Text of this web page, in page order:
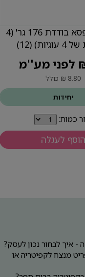
אוריאו קופסא בודדת 176 גר' (4
(12)
8.80 ₪ כולל
יחידות
כמות:
הוסף לעגלה
- איך לבחור נכון לעסק?
מנצח לקפיטריה או